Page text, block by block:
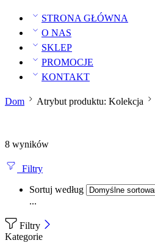
STRONA GŁÓWNA
O NAS
SKLEP
PROMOCJE
KONTAKT
Dom Atrybut produktu: Kolekcja
8 wyników
Filtry
Sortuj według
...
Filtry
Kategorie